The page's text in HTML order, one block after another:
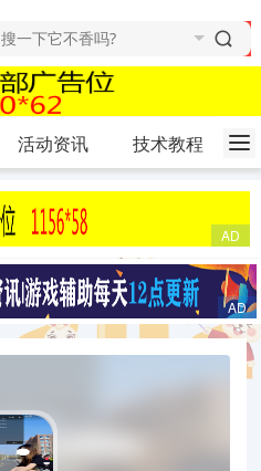
活动资讯 技术教程